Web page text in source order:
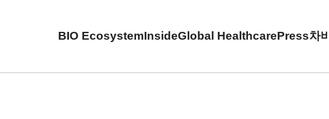
BIO EcosystemInsideGlobal HealthcarePress차